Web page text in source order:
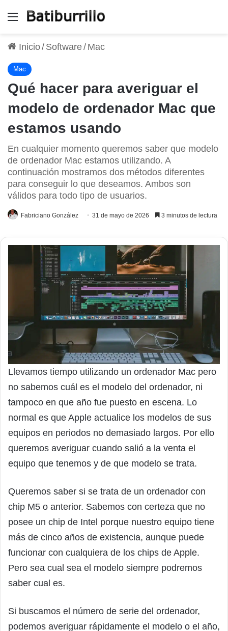
Menú
Inicio/ Software/ Mac
Mac
Qué hacer para averiguar el
modelo de ordenador Mac que
estamos usando
En cualquier momento queremos saber que modelo
de ordenador Mac estamos utilizando. A
continuación mostramos dos métodos diferentes
para conseguir lo que deseamos. Ambos son
válidos para todo tipo de usuarios.
Fabriciano González 31 de mayo de 2026 3 minutos de lectura
Llevamos tiempo utilizando un ordenador Mac pero
no sabemos cuál es el modelo del ordenador, ni
tampoco en que año fue puesto en escena. Lo
normal es que Apple actualice los modelos de sus
equipos en periodos no demasiado largos. Por ello
queremos averiguar cuando salió a la venta el
equipo que tenemos y de que modelo se trata.
Queremos saber si se trata de un ordenador con
chip M5 o anterior. Sabemos con certeza que no
posee un chip de Intel porque nuestro equipo tiene
más de cinco años de existencia, aunque puede
funcionar con cualquiera de los chips de Apple.
Pero sea cual sea el modelo siempre podremos
saber cual es.
Si buscamos el número de serie del ordenador,
podemos averiguar rápidamente el modelo o el año,